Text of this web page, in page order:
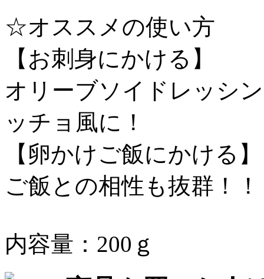
☆オススメの使い方
【お刺身にかける】
オリーブソイドレッシ
ッチョ風に！
【卵かけご飯にかける】
ご飯との相性も抜群！！
内容量：200ｇ